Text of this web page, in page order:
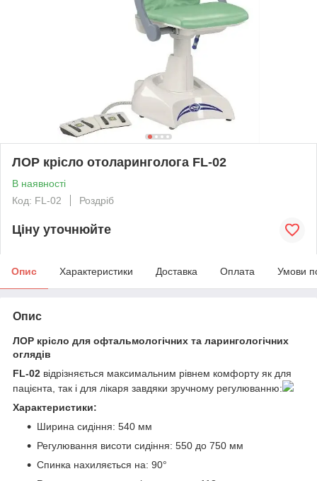
ЛОР крісло отоларинголога FL-02
В наявності
Код: FL-02
Роздріб
Ціну уточнюйте
Опис Характеристики Доставка Оплата Умови
Опис
ЛОР крісло для офтальмологічних та ларингологічних
оглядів
FL-02 відрізняється максимальним рівнем комфорту як для
пацієнта, так і для лікаря завдяки зручному регулюванню:
Характеристики:
Ширина сидіння: 540 мм
Регулювання висоти сидіння: 550 до 750 мм
Спинка нахиляється на: 90°